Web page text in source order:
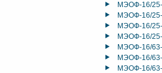
МЭОФ-16/
МЭОФ-16/
МЭОФ-16/
МЭОФ-16/
МЭОФ-16/
МЭОФ-16/
МЭОФ-16/